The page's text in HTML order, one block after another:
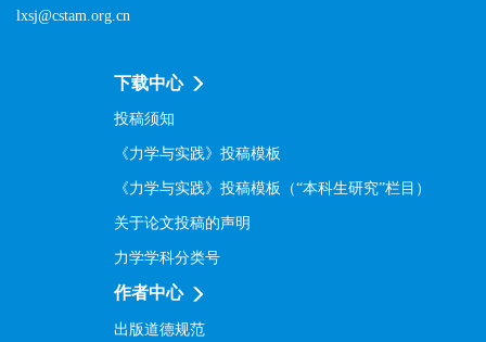
lxsj@cstam.org.cn
下载中心
投稿须知
《力学与实践》投稿模板
《力学与实践》投稿模板（“本科生研究”栏目）
关于论文投稿的声明
力学学科分类号
作者中心
出版道德规范